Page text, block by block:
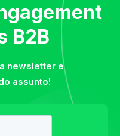
B2B
newsletter e
assunto!